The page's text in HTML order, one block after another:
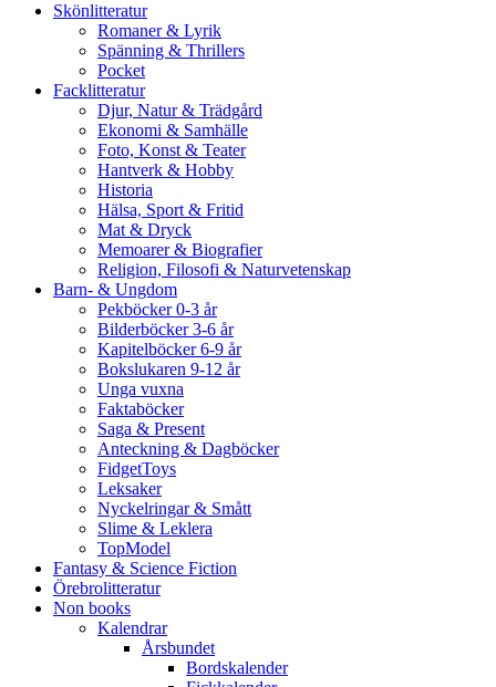
Skönlitteratur
Romaner & Lyrik
Spänning & Thrillers
Pocket
Facklitteratur
Djur, Natur & Trädgård
Ekonomi & Samhälle
Foto, Konst & Teater
Hantverk & Hobby
Historia
Hälsa, Sport & Fritid
Mat & Dryck
Memoarer & Biografier
Religion, Filosofi & Naturvetenskap
Barn- & Ungdom
Pekböcker 0-3 år
Bilderböcker 3-6 år
Kapitelböcker 6-9 år
Bokslukaren 9-12 år
Unga vuxna
Faktaböcker
Saga & Present
Anteckning & Dagböcker
FidgetToys
Leksaker
Nyckelringar & Smått
Slime & Leklera
TopModel
Fantasy & Science Fiction
Örebrolitteratur
Non books
Kalendrar
Årsbundet
Bordskalender